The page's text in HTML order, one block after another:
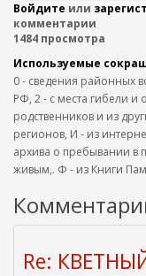
Войдите или
комментарии
1484 просмотра
Используемые
0 - сведения районных
РФ, 2 - с места гибели и
родственников и из
регионов, И - из
архива о пребывании в
живым,. Ф - из Книги
Re: